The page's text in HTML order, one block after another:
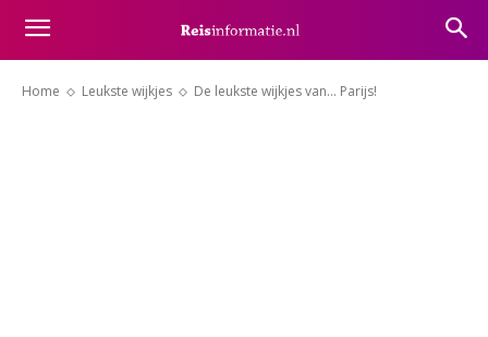
Home Leukste wijkjes De leukste wijkjes van... Parijs!